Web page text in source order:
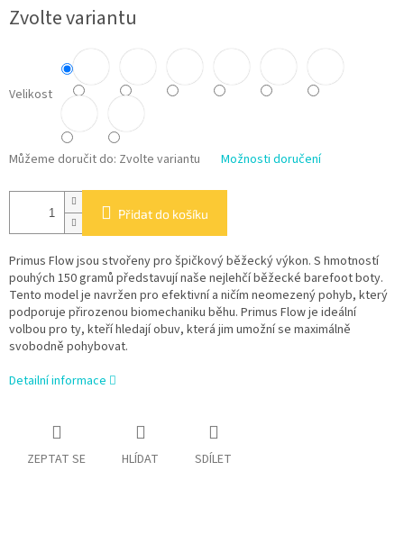
cena:
Zvolte variantu
Velikost
Můžeme doručit do: Zvolte variantu Možnosti doručení
Přidat do košíku
Primus Flow jsou stvořeny pro špičkový běžecký výkon. S hmotností
pouhých 150 gramů představují naše nejlehčí běžecké barefoot boty.
Tento model je navržen pro efektivní a ničím neomezený pohyb, který
podporuje přirozenou biomechaniku běhu. Primus Flow je ideální
volbou pro ty, kteří hledají obuv, která jim umožní se maximálně
svobodně pohybovat.
Detailní informace
ZEPTAT SE HLÍDAT SDÍLET